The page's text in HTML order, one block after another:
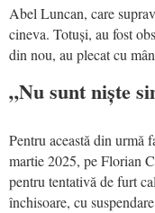
Abel Luncan, care
cineva. Totuși, au fost
din nou, au plecat cu
„Nu sunt niște
Pentru această din urmă
martie 2025, pe Florian
pentru tentativă de furt
închisoare, cu